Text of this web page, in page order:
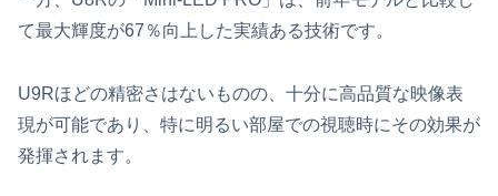
て最大輝度が67％向上した実績ある技術です。
U9Rほどの精密さはないものの、十分に高品質な映像表
現が可能であり、特に明るい部屋での視聴時にその効果が
発揮されます。